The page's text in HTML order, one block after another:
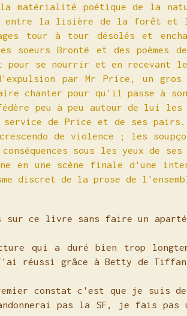
la matérialité poétique de la
entre la lisière de la forêt et
tour à tour désolés et
soeurs Brontë et des poèmes
pour se nourrir et en recevant
d'expulsion par Mr Price, un
chanter pour qu'il passe à
peu à peu autour de lui
de Price et de ses
de violence ; les
sous les yeux de
en une scène finale d'une
discret de la prose de
sur ce livre sans faire un
qui a duré bien trop
réussi grâce à Betty de
constat c'est que je suis
pas la SF, je fais pas